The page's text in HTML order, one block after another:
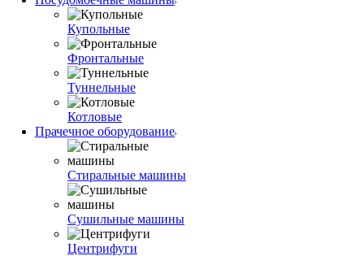
Купольные
Фронтальные
Туннельные
Котловые
Прачечное оборудование
Стиральные машины
Сушильные машины
Центрифуги